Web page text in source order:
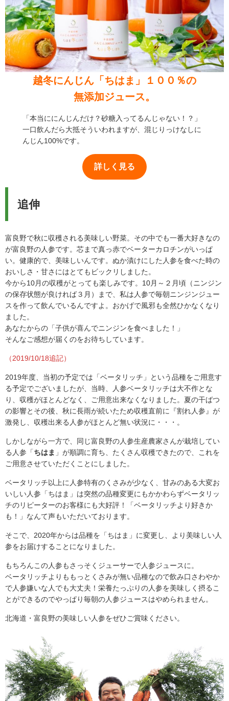
生で良し、火を通して良し
人参さん 生で良し、火を通して良し玉ネギ 独特の臭い
ゼントの野菜 甘くて美味でした。 千葉県 小川 陽子
越冬にんじん「ちはま」１００％の
無添加ジュース。
「本当ににんじんだけ？砂糖入ってるんじゃない！？」
一口飲んだら大抵そういわれますが、混じりっけなしに
んじん100%です。
詳しく見る
追伸
富良野で秋に収穫される美味しい野菜。その中でも一番大好きなの
が富良野の人参です。芯まで真っ赤でベーターカロチンがいっぱ
い。健康的で、美味しいんです。ぬか漬けにした人参を食べた時の
おいしさ・甘さにはとてもビックリしました。
今から10月の収穫がとっても楽しみです。10月～２月頃（ニンジン
の保存状態が良ければ３月）まで、私は人参で毎朝ニンジンジュー
スを作って飲んでいるんですよ。おかげで風邪も全然ひかなくなり
ました。
あなたからの「子供が喜んでニンジンを食べました！」
そんなご感想が届くのをお待ちしています。
（2019/10/18追記）
2019年度、当初の予定では「ベータリッチ」という品種をご用意す
る予定でございましたが、当時、人参ベータリッチは大不作とな
り、収穫がほとんどなく、ご用意出来なくなりました。夏の干ばつ
の影響とその後、秋に長雨が続いたため収穫直前に『割れ人参』が
激発し、収穫出来る人参がほとんど無い状況に・・・。
しかしながら一方で、同じ富良野の人参生産農家さんが栽培してい
る人参「ちはま 」が順調に育ち、たくさん収穫できたので、これを
ご用意させていただくことにしました。
ベータリッチ以上に人参特有のくさみが少なく、甘みのある大変お
いしい人参「ちはま」は突然の品種変更にもかかわらずベータリッ
チのリピーターのお客様にも大好評！「ベータリッチより好きか
も！」なんて声もいただいております。
そこで、2020年からは品種を「ちはま」に変更し、より美味しい人
参をお届けすることになりました。
もちろんこの人参もさっそくジューサーで人参ジュースに。
ベータリッチよりももっとくさみが無い品種なので飲み口さわやか
で人参嫌いな人でも大丈夫！栄養たっぷりの人参を美味しく摂るこ
とができるのでやっぱり毎朝の人参ジュースはやめられません。
北海道・富良野の美味しい人参をぜひご賞味ください。